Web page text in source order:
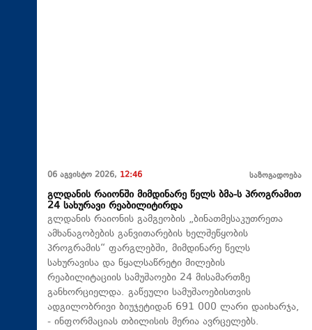
06 აგვისტო 2026, 12:46 საზოგადოება
გლდანის რაიონში მიმდინარე წელს ბმა-ს პროგრამით
24 სახურავი რეაბილიტირდა
გლდანის რაიონის გამგეობის „ბინათმესაკუთრეთა
ამხანაგობების განვითარების ხელშეწყობის
პროგრამის“ ფარგლებში, მიმდინარე წელს
სახურავისა და წყალსაწრეტი მილების
რეაბილიტაციის სამუშაოები 24 მისამართზე
განხორციელდა. გაწეული სამუშაოებისთვის
ადგილობრივი ბიუჯეტიდან 691 000 ლარი დაიხარჯა,
- ინფორმაციას თბილისის მერია ავრცელებს.